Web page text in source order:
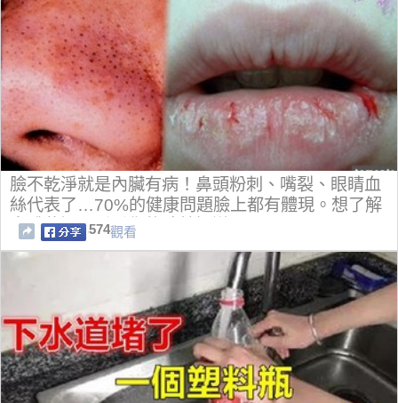
臉不乾淨就是內臟有病！鼻頭粉刺、嘴裂、眼睛血
絲代表了…70%的健康問題臉上都有體現。想了解
身體狀況？看看你的臉就知道！
574觀看